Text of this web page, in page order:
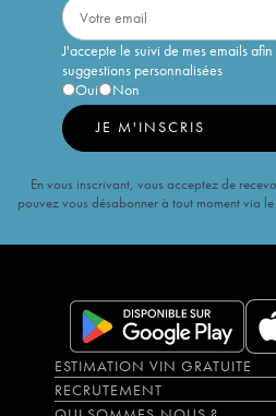
J'accepte le suivi de mes emails
suggestions personnalisées
Oui
Non
JE M'INSCRIS
En vous inscrivant, vous acceptez de
pouvez vous désabonner à tout moment via
ESTIMATION VIN GRATUITE
RECRUTEMENT